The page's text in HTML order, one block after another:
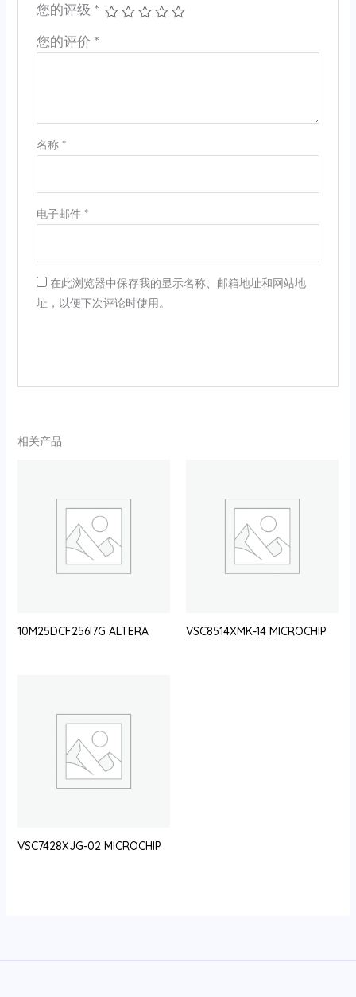
您的评级 *
您的评价 *
名称 *
电子邮件 *
在此浏览器中保存我的显示名称、邮箱地址和网站地
址，以便下次评论时使用。
相关产品
10M25DCF256I7G ALTERA VSC8514XMK-14 MICROCHIP
VSC7428XJG-02 MICROCHIP